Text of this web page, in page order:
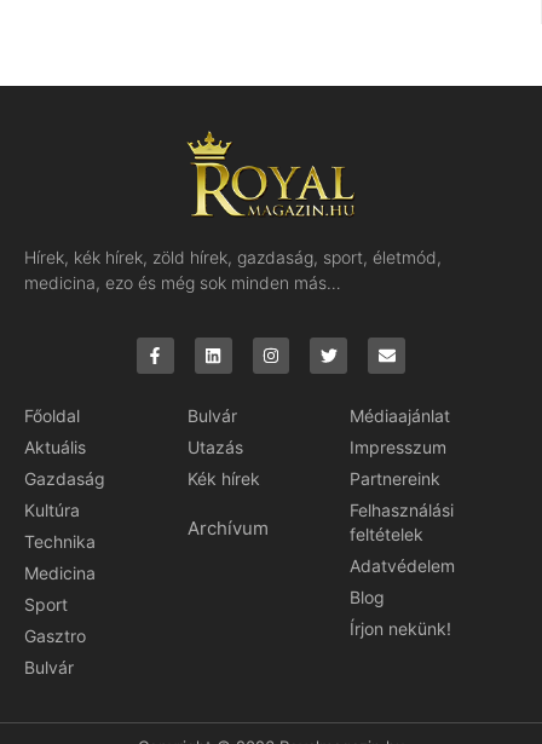
Hírek, kék hírek, zöld hírek, gazdaság, sport, életmód,
medicina, ezo és még sok minden más…
Főoldal
Aktuális
Gazdaság
Kultúra
Technika
Medicina
Sport
Gasztro
Bulvár
Bulvár
Utazás
Kék hírek
Archívum
Médiaajánlat
Impresszum
Partnereink
Felhasználási
feltételek
Adatvédelem
Blog
Írjon nekünk!